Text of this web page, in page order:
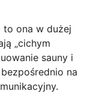
to ona w dużej
„cichym
sauny i
na